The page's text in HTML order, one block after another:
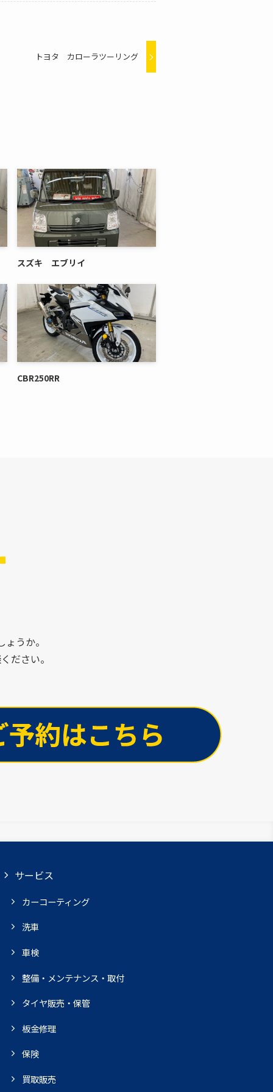
トヨタ カローラツーリング
スズキ エブリイ
CBR250RR
うか。
ださい。
サービス
カーコーティング
洗車
車検
整備・メンテナンス・取付
タイヤ販売・保管
板金修理
保険
買取販売